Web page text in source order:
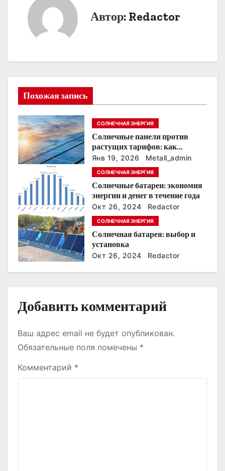
и
я
п
о
а
п
и
с
я
Автор: Redactor
Похожая запись
СОЛНЕЧНАЯ ЭНЕРГИЯ
Солнечные панели против
растущих тарифов: как
сохранить
энергонезависимость в
ближайшие годы
Янв 19, 2026 Metall_admin
СОЛНЕЧНАЯ ЭНЕРГИЯ
Солнечные батареи: экономия
энергии и денег в течение года
Окт 26, 2024 Redactor
СОЛНЕЧНАЯ ЭНЕРГИЯ
Солнечная батарея: выбор и
установка
Окт 26, 2024 Redactor
Добавить комментарий
Ваш адрес email не будет опубликован.
Обязательные поля помечены *
Комментарий *